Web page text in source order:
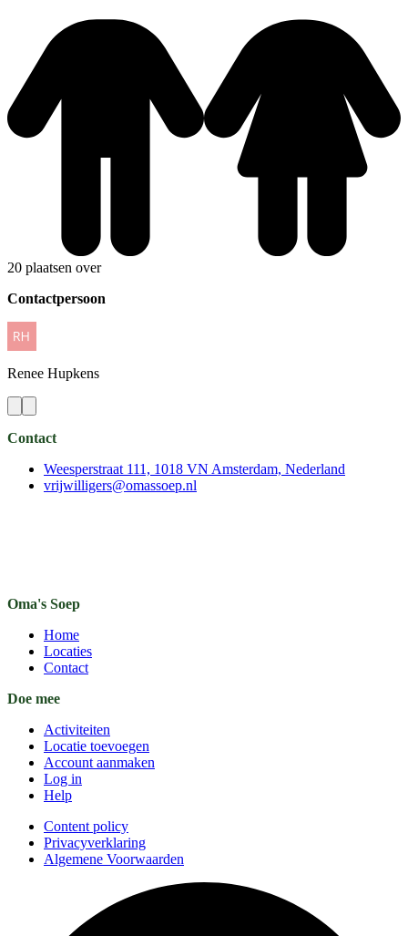
20 plaatsen over
Contactpersoon
Renee Hupkens
Contact
Weesperstraat 111, 1018 VN Amsterdam, Nederland
vrijwilligers@omassoep.nl
Oma's Soep
Home
Locaties
Contact
Doe mee
Activiteiten
Locatie toevoegen
Account aanmaken
Log in
Help
Content policy
Privacyverklaring
Algemene Voorwaarden